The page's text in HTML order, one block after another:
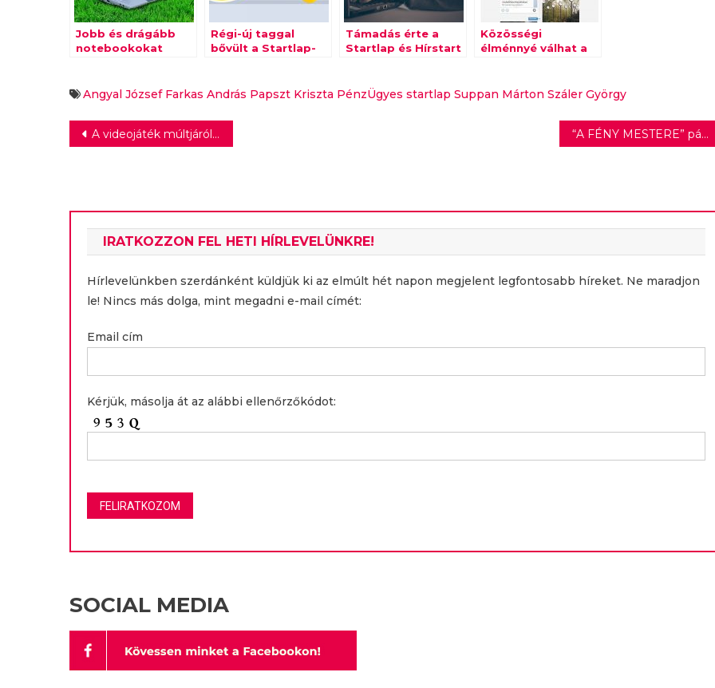
Jobb és drágább
notebookokat
tavaly
Régi-új taggal
bővült a Startlap-
Támadás érte a
Startlap és Hírstart
Közösségi
élménnyé válhat a
Angyal József Farkas András Papszt Kriszta PénzÜgyes startlap Suppan Márton Száler György
Bejegyzés
A videojáték múltjáról, jelenéről és jövőjéről tart múzeumi témanapot a Neumann Társaság “A FÉNY MESTERE” pályázaton különdíjat nyert az ETELE Cinema
IRATKOZZON FEL HETI HÍRLEVELÜNKRE!
Hírlevelünkben szerdánként küldjük ki az elmúlt hét napon megjelent legfontosabb híreket. Ne maradjon
le! Nincs más dolga, mint megadni e-mail címét:
Email cím
Kérjük, másolja át az alábbi ellenőrzőkódot:
SOCIAL MEDIA